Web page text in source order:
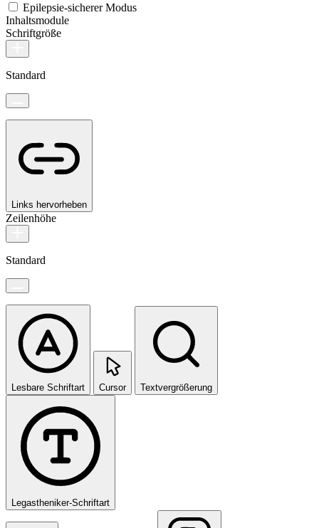
Epilepsie-sicherer Modus
Inhaltsmodule
Schriftgröße
Standard
Links hervorheben
Zeilenhöhe
Standard
Lesbare Schriftart Cursor Textvergrößerung
Legastheniker-Schriftart